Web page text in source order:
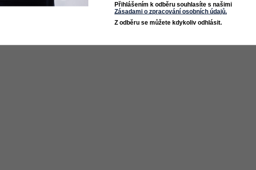
Přihlášením k odběru souhlasíte s našimi
Zásadami o zpracování osobních údajů.
Z odběru se můžete kdykoliv odhlásit.